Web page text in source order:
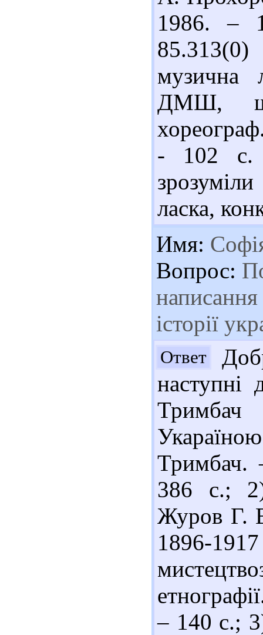
1986. –
музична
ДМШ,
- 102 с.
ласка,
Имя:
Вопрос:
історії
Ответ
Тримбач.
386 с.;
Журов Г.
1896-
– 140 с.;